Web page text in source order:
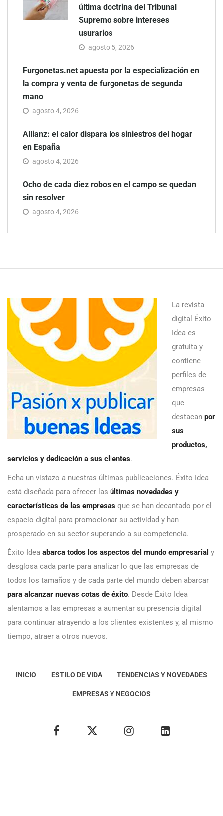
última doctrina del Tribunal
Supremo sobre intereses
usurarios
agosto 5, 2026
Furgonetas.net apuesta por la especialización en
la compra y venta de furgonetas de segunda
mano
agosto 4, 2026
Allianz: el calor dispara los siniestros del hogar
en España
agosto 4, 2026
Ocho de cada diez robos en el campo se quedan
sin resolver
agosto 4, 2026
La revista
digital Éxito
Idea es
gratuita y
contiene
perfiles de
empresas
que
destacan por
sus
productos,
servicios y dedicación a sus clientes.
Echa un vistazo a nuestras últimas publicaciones. Éxito Idea
está diseñada para ofrecer las últimas novedades y
características de las empresas que se han decantado por el
espacio digital para promocionar su actividad y han
prosperado en su sector superando a su competencia.
Éxito Idea abarca todos los aspectos del mundo empresarial y
desglosa cada parte para analizar lo que las empresas de
todos los tamaños y de cada parte del mundo deben abarcar
para alcanzar nuevas cotas de éxito. Desde Éxito Idea
alentamos a las empresas a aumentar su presencia digital
para continuar atrayendo a los clientes existentes y, al mismo
tiempo, atraer a otros nuevos.
INICIO ESTILO DE VIDA TENDENCIAS Y NOVEDADES
EMPRESAS Y NEGOCIOS